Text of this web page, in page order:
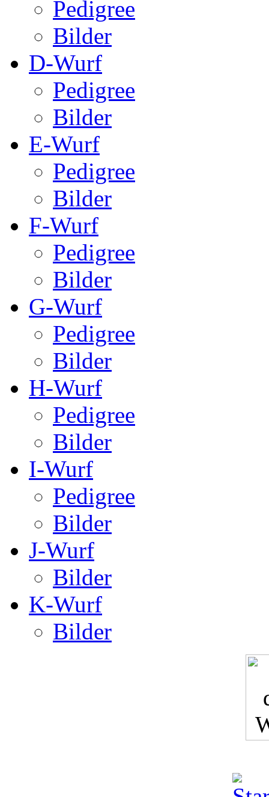
Pedigree
Bilder
D-Wurf
Pedigree
Bilder
E-Wurf
Pedigree
Bilder
F-Wurf
Pedigree
Bilder
G-Wurf
Pedigree
Bilder
H-Wurf
Pedigree
Bilder
I-Wurf
Pedigree
Bilder
J-Wurf
Bilder
K-Wurf
Bilder